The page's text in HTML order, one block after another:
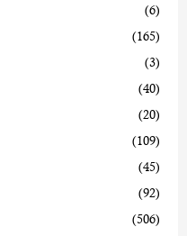
(6)
(165)
(3)
(40)
(20)
(109)
(45)
(92)
(506)